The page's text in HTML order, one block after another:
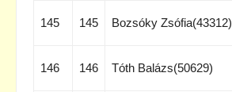
145 145 Bozsóky Zsófia(43312)
146 146 Tóth Balázs(50629)